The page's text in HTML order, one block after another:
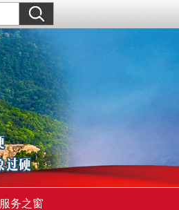
服务之窗